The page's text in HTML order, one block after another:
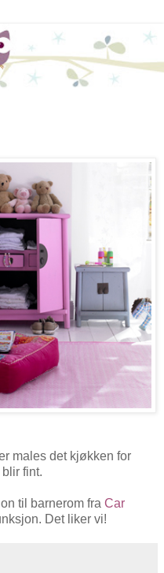
males det kjøkken for
fint.
til barnerom fra Car
Det liker vi!